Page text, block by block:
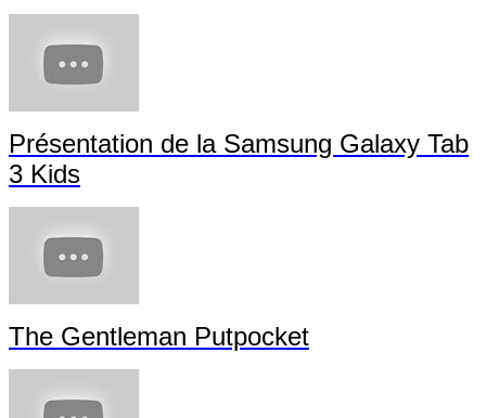
Présentation de la Samsung Galaxy Tab
3 Kids
The Gentleman Putpocket